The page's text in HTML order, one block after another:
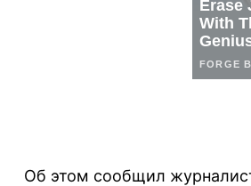
Об этом сообщил